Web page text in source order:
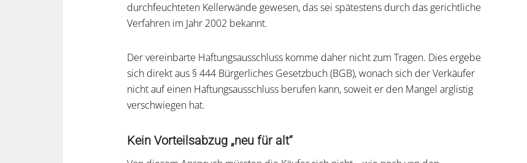
durchfeuchteten Kellerwände gewesen, das sei spätestens durch das gerichtliche
Verfahren im Jahr 2002 bekannt.
Der vereinbarte Haftungsausschluss komme daher nicht zum Tragen. Dies ergebe
sich direkt aus § 444 Bürgerliches Gesetzbuch (BGB), wonach sich der Verkäufer
nicht auf einen Haftungsausschluss berufen kann, soweit er den Mangel arglistig
verschwiegen hat.
Kein Vorteilsabzug „neu für alt“